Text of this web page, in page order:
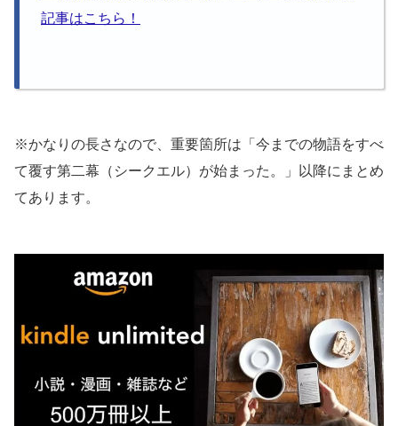
記事はこちら！
※かなりの長さなので、重要箇所は「今までの物語をすべ
て覆す第二幕（シークエル）が始まった。」以降にまとめ
てあります。